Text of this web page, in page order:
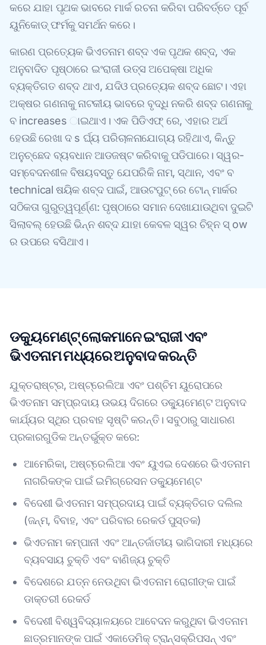
କରେ ଯାହା ପୃଥକ ଭାବରେ ମାର୍କ ରଚନା କରିବା ପରିବର୍ତ୍ତେ ପୂର୍ବ
ୟୁନିକୋଡ୍ ଫର୍ମକୁ ସମର୍ଥନ କରେ।
କାରଣ ପ୍ରତ୍ୟେକ ଭିଏତନାମ ଶବ୍ଦ ଏକ ପୃଥକ ଶବ୍ଦ, ଏକ
ଅନୁବାଦିତ ପୃଷ୍ଠାରେ ଇଂରାଜୀ ଉତ୍ସ ଅପେକ୍ଷା ଅଧିକ
ବ୍ୟକ୍ତିଗତ ଶବ୍ଦ ଥାଏ, ଯଦିଓ ପ୍ରତ୍ୟେକ ଶବ୍ଦ ଛୋଟ। ଏହା
ଅକ୍ଷର ଗଣନାକୁ ନାଟକୀୟ ଭାବରେ ବୃଦ୍ଧି ନକରି ଶବ୍ଦ ଗଣନାକୁ
ବ increases ାଇଥାଏ। ଏକ ପିଡିଏଫ୍ ରେ, ଏହାର ଅର୍ଥ
ହେଉଛି ରେଖା ଦ s ର୍ଘ୍ୟ ପରିଚାଳନାଯୋଗ୍ୟ ରହିଥାଏ, କିନ୍ତୁ
ଅନୁଚ୍ଛେଦ ବ୍ୟବଧାନ ଆଡଜଷ୍ଟ କରିବାକୁ ପଡିପାରେ। ସ୍ୱର-
ସମ୍ବେଦନଶୀଳ ବିଷୟବସ୍ତୁ ଯେପରିକି ନାମ, ସ୍ଥାନ, ଏବଂ ବ
technical ଷୟିକ ଶବ୍ଦ ପାଇଁ, ଆଉଟପୁଟ୍ ରେ ଟୋନ୍ ମାର୍କର
ସଠିକତା ଗୁରୁତ୍ୱପୂର୍ଣ୍ଣ: ପୃଷ୍ଠାରେ ସମାନ ଦେଖାଯାଉଥିବା ଦୁଇଟି
ସିଲାବଲ୍ ହେଉଛି ଭିନ୍ନ ଶବ୍ଦ ଯାହା କେବଳ ସ୍ୱର ଚିହ୍ନ ସ୍ ow
ର ଉପରେ ବସିଥାଏ।
ଡକ୍ୟୁମେଣ୍ଟ୍ ଲୋକମାନେ ଇଂରାଜୀ ଏବଂ
ଭିଏତନାମ ମଧ୍ୟରେ ଅନୁବାଦ କରନ୍ତି
ଯୁକ୍ତରାଷ୍ଟ୍ର, ଅଷ୍ଟ୍ରେଲିଆ ଏବଂ ପଶ୍ଚିମ ୟୁରୋପରେ
ଭିଏତନାମ ସମ୍ପ୍ରଦାୟ ଉଭୟ ଦିଗରେ ଡକ୍ୟୁମେଣ୍ଟ ଅନୁବାଦ
କାର୍ଯ୍ୟର ସ୍ଥିର ପ୍ରବାହ ସୃଷ୍ଟି କରନ୍ତି। ସବୁଠାରୁ ସାଧାରଣ
ପ୍ରକାରଗୁଡିକ ଅନ୍ତର୍ଭୁକ୍ତ କରେ:
ଆମେରିକା, ଅଷ୍ଟ୍ରେଲିଆ ଏବଂ ୟୁଏଇ ଦେଶରେ ଭିଏତନାମ
ନାଗରିକଙ୍କ ପାଇଁ ଇମିଗ୍ରେସନ ଡକ୍ୟୁମେଣ୍ଟ
ବିଦେଶୀ ଭିଏତନାମ ସମ୍ପ୍ରଦାୟ ପାଇଁ ବ୍ୟକ୍ତିଗତ ଦଲିଲ
(ଜନ୍ମ, ବିବାହ, ଏବଂ ପରିବାର ରେକର୍ଡ ପୁସ୍ତକ)
ଭିଏତନାମ କମ୍ପାନୀ ଏବଂ ଆନ୍ତର୍ଜାତୀୟ ଭାଗିଦାରୀ ମଧ୍ୟରେ
ବ୍ୟବସାୟ ଚୁକ୍ତି ଏବଂ ବାଣିଜ୍ୟ ଚୁକ୍ତି
ବିଦେଶରେ ଯତ୍ନ ନେଉଥିବା ଭିଏତନାମ ରୋଗୀଙ୍କ ପାଇଁ
ଡାକ୍ତରୀ ରେକର୍ଡ
ବିଦେଶୀ ବିଶ୍ୱବିଦ୍ୟାଳୟରେ ଆବେଦନ କରୁଥିବା ଭିଏତନାମ
ଛାତ୍ରମାନଙ୍କ ପାଇଁ ଏକାଡେମିକ୍ ଟ୍ରାନ୍ସକ୍ରିପସନ୍ ଏବଂ